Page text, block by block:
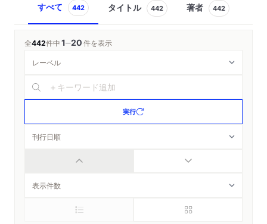
すべて 442 タイトル 442 著者 442
全442件中1─20件を表示
実行